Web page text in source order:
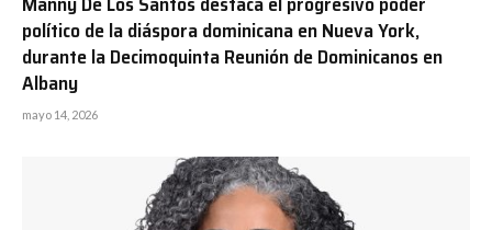
político de la diáspora dominicana en Nueva York,
durante la Decimoquinta Reunión de Dominicanos en
Albany
mayo 14, 2026